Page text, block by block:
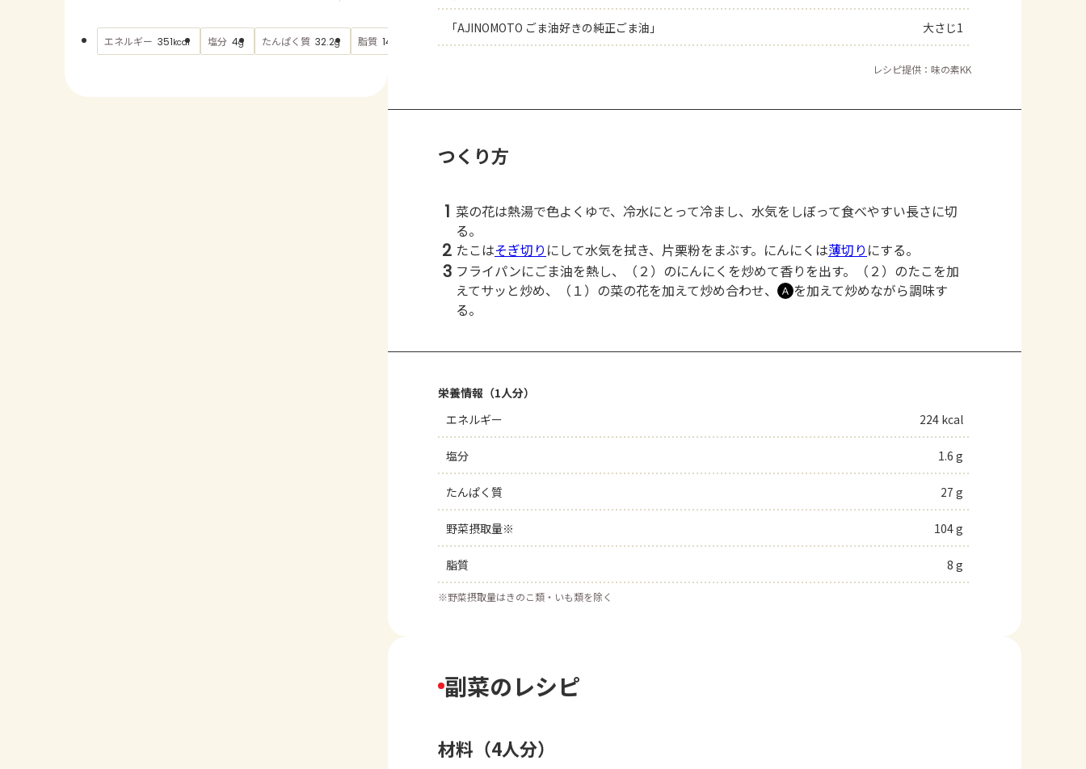
エネルギー 351kcal 塩分 4g たんぱく質 32.2g 脂質 14.8 もっと見る
「AJINOMOTO ごま油好きの純正ごま油」 大さじ1
レシピ提供：味の素KK
つくり方
1 菜の花は熱湯で色よくゆで、冷水にとって冷まし、水気をしぼって食べやすい長さに切
る。
2 たこはそぎ切り にして水気を拭き、片栗粉をまぶす。にんにくは薄切り にする。
3 フライパンにごま油を熱し、（２）のにんにくを炒めて香りを出す。（２）のたこを加
えてサッと炒め、（１）の菜の花を加えて炒め合わせ、
Ａ を加えて炒めながら調味す
る。
栄養情報（1人分）
エネルギー
224 kcal
塩分 1.6 g
たんぱく質 27 g
野菜摂取量※ 104 g
脂質 8 g
※野菜摂取量はきのこ類・いも類を除く
副菜のレシピ
材料（4人分）